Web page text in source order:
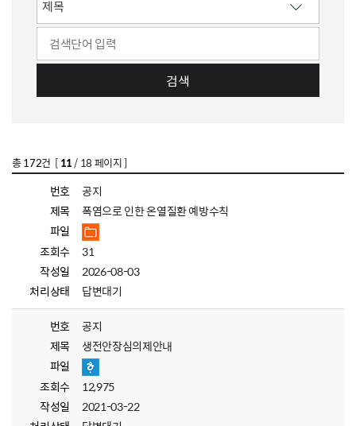
검색
총172건 [ 11/ 18 페이지 ]
번호
공지
제목
폭염으로 인한 온열질환 예방수칙
파일
조회수
31
작성일
2026-08-03
처리상태
답변대기
번호
공지
제목
생전안장심의제안내
파일
조회수
12,975
작성일
2021-03-22